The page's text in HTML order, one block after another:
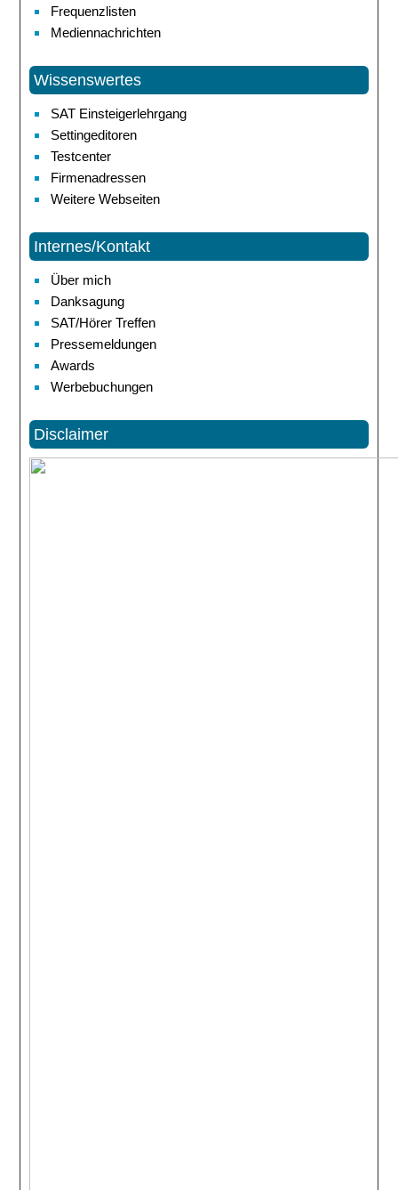
Frequenzlisten
Mediennachrichten
Wissenswertes
SAT Einsteigerlehrgang
Settingeditoren
Testcenter
Firmenadressen
Weitere Webseiten
Internes/Kontakt
Über mich
Danksagung
SAT/Hörer Treffen
Pressemeldungen
Awards
Werbebuchungen
Disclaimer